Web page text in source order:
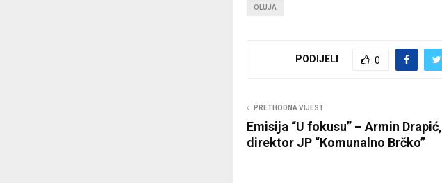
OLUJA
PODIJELI 0
PRETHODNA VIJEST
Emisija “U fokusu” – Armin Drapić,
direktor JP “Komunalno Brčko”